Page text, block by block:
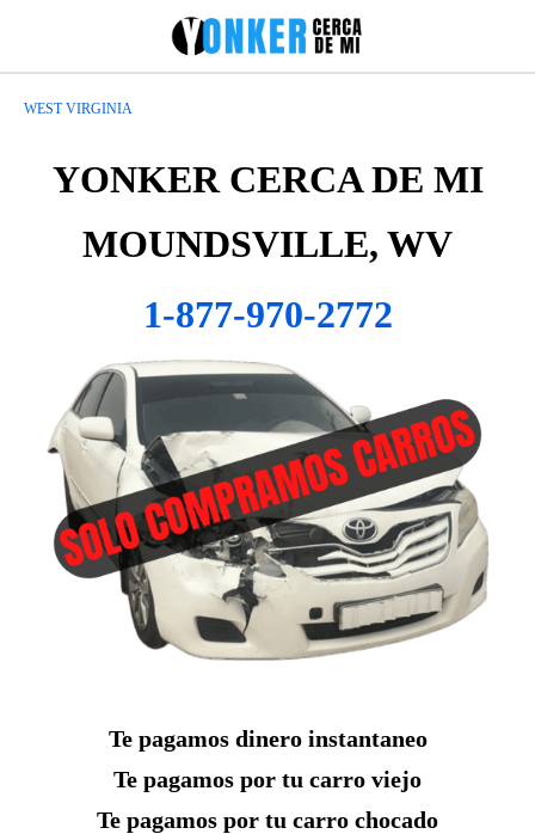
WEST VIRGINIA
YONKER CERCA DE MI
MOUNDSVILLE, WV
1-877-970-2772
Te pagamos dinero instantaneo
Te pagamos por tu carro viejo
Te pagamos por tu carro chocado